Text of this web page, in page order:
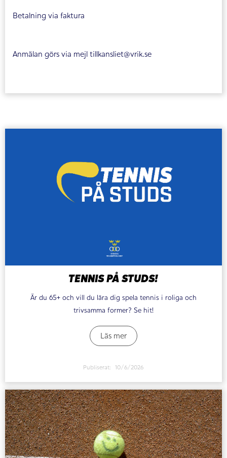
Betalning via faktura
Anmälan görs via mejl tillkansliet@vrik.se
TENNIS PÅ STUDS!
Är du 65+ och vill du lära dig spela tennis i roliga och
trivsamma former? Se hit!
Läs mer
Publiserat: 10/6/2026